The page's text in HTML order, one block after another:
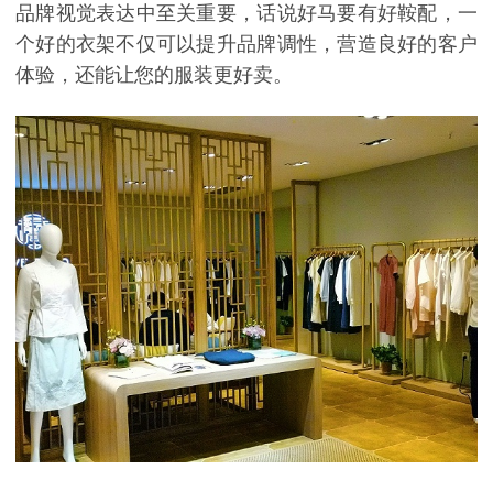
品牌视觉表达中至关重要，话说好马要有好鞍配，一
个好的衣架不仅可以提升品牌调性，营造良好的客户
体验，还能让您的服装更好卖。